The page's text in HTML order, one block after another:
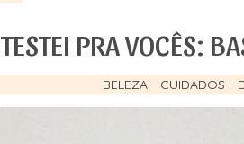
TESTEI PRA VOCÊS:
BELEZA CUIDADOS